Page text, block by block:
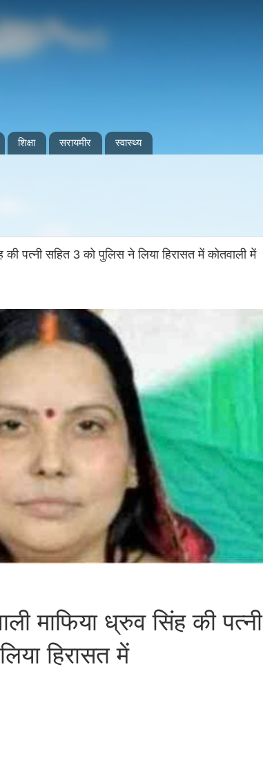
शिक्षा सरायमीर स्वास्थ्य
पत्नी सहित 3 को पुलिस ने लिया हिरासत में कोतवाली में
माफिया ध्रुव सिंह की पत्नी
हिरासत में